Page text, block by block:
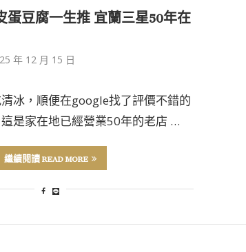
蛋豆腐一生推 宜蘭三星50年在
年 12 月 15 日
冰，順便在google找了評價不錯的
是家在地已經營業50年的老店 …
繼續閱讀 READ MORE